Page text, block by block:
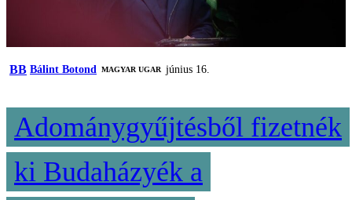
BB Bálint Botond MAGYAR UGAR június 16.
Adománygyűjtésből fizetnék
ki Budaházyék a